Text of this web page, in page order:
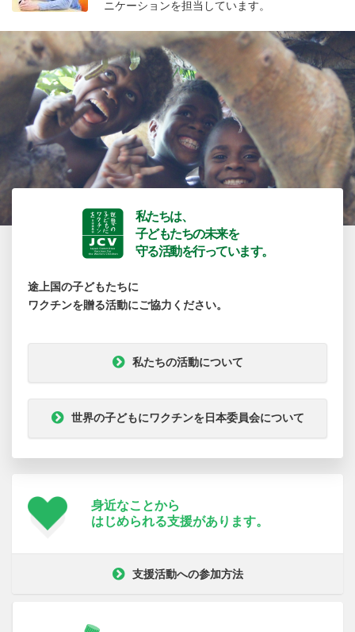
ニケーションを担当しています。
私たちは、
子どもたちの未来を
守る活動を行っています。
途上国の子どもたちに
ワクチンを贈る活動にご協力ください。
私たちの活動について
世界の子どもにワクチンを日本委員会について
身近なことから
はじめられる支援があります。
支援活動への参加方法